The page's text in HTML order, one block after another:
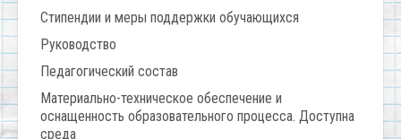
Стипендии и меры поддержки обучающихся
Руководство
Педагогический состав
Материально-техническое обеспечение и
оснащенность образовательного процесса. Доступна
среда